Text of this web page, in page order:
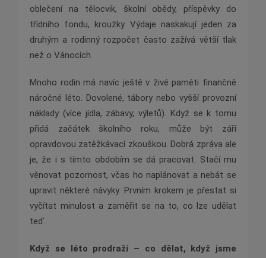
oblečení na tělocvik, školní obědy, příspěvky do
třídního fondu, kroužky. Výdaje naskakují jeden za
druhým a rodinný rozpočet často zažívá větší tlak
než o Vánocích.
Mnoho rodin má navíc ještě v živé paměti finančně
náročné léto. Dovolené, tábory nebo vyšší provozní
náklady (více jídla, zábavy, výletů). Když se k tomu
přidá začátek školního roku, může být září
opravdovou zatěžkávací zkouškou. Dobrá zpráva ale
je, že i s tímto obdobím se dá pracovat. Stačí mu
věnovat pozornost, včas ho naplánovat a nebát se
upravit některé návyky. Prvním krokem je přestat si
vyčítat minulost a zaměřit se na to, co lze udělat
teď.
Když se léto prodraží – co dělat, když jsme